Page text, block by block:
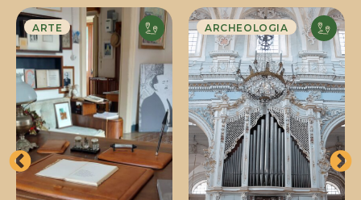
ARTE ARCHEOLOGIA